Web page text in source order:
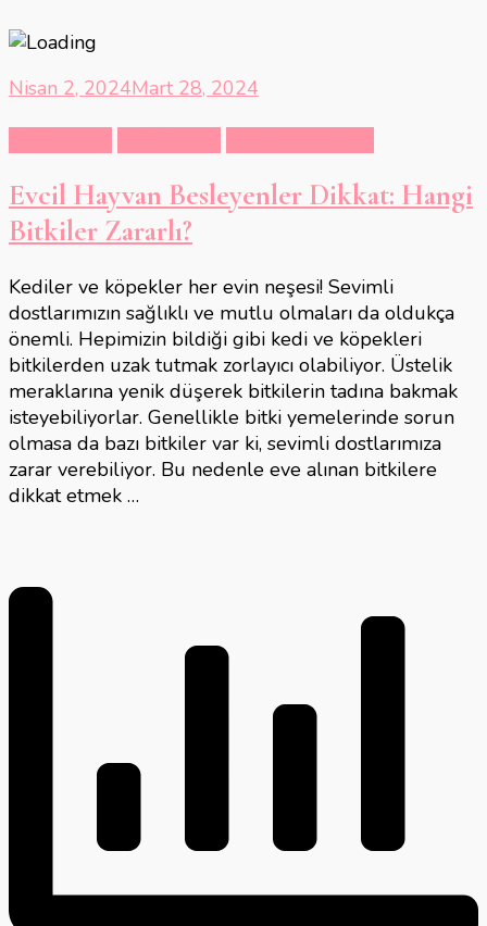
Nisan 2, 2024Mart 28, 2024
Evcil Hayvan Besleyenler Dikkat: Hangi
Bitkiler Zararlı?
Kediler ve köpekler her evin neşesi! Sevimli
dostlarımızın sağlıklı ve mutlu olmaları da oldukça
önemli. Hepimizin bildiği gibi kedi ve köpekleri
bitkilerden uzak tutmak zorlayıcı olabiliyor. Üstelik
meraklarına yenik düşerek bitkilerin tadına bakmak
isteyebiliyorlar. Genellikle bitki yemelerinde sorun
olmasa da bazı bitkiler var ki, sevimli dostlarımıza
zarar verebiliyor. Bu nedenle eve alınan bitkilere
dikkat etmek …